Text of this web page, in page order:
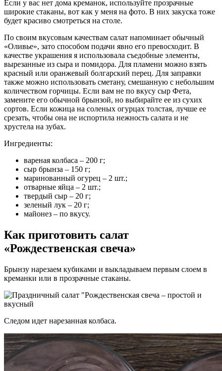
Если у вас нет дома креманок, используйте прозрачные
широкие стаканы, вот как у меня на фото. В них закуска тоже
будет красиво смотреться на столе.
По своим вкусовым качествам салат напоминает обычный
«Оливье», зато способом подачи явно его превосходит. В
качестве украшения я использовала съедобные элементы,
вырезанные из сыра и помидора. Для пламени можно взять
красный или оранжевый болгарский перец. Для заправки
также можно использовать сметану, смешанную с небольшим
количеством горчицы. Если вам не по вкусу сыр Фета,
замените его обычной брынзой, но выбирайте ее из сухих
сортов. Если кожица на соленых огурцах толстая, лучше ее
срезать, чтобы она не испортила нежность салата и не
хрустела на зубах.
Ингредиенты:
вареная колбаса – 200 г;
сыр брынза – 150 г;
маринованный огурец – 2 шт.;
отварные яйца – 2 шт.;
твердый сыр – 20 г;
зеленый лук – 20 г;
майонез – по вкусу.
Как приготовить салат
«Рождественская свеча»
Брынзу нарезаем кубиками и выкладываем первым слоем в
креманки или в прозрачные стаканы.
Следом идет нарезанная колбаса.